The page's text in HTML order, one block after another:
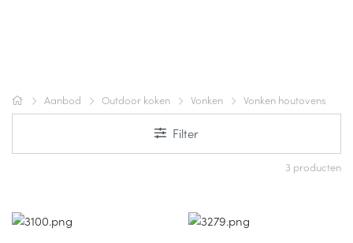
Aanbod Outdoor koken Vonken Vonken houtovens
Filter
3 producten